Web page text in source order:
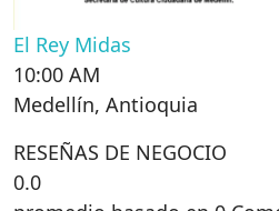
El Rey Midas
10:00 AM
Medellín, Antioquia
RESEÑAS DE NEGOCIO
0.0